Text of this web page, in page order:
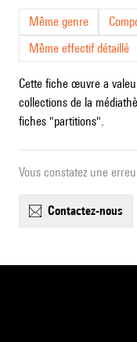
Même genre
Même effectif détaillé
Cette fiche œuvre a
collections de la
fiches "partitions".
Vous constatez une
contactez-nous